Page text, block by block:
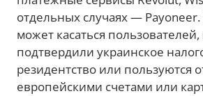
отдельных случаях — Payoneer.
может касаться
подтвердили украинское
резидентство или пользуются
европейскими счетами или